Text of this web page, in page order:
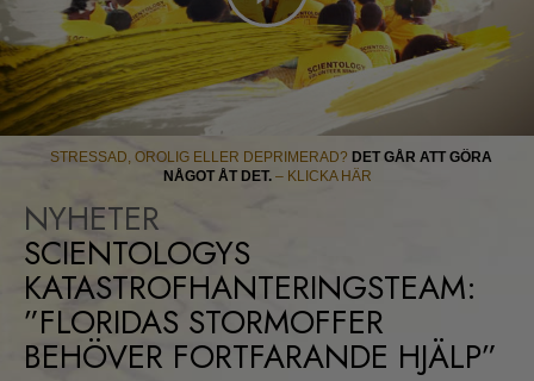
Play
Video
STRESSAD, OROLIG ELLER DEPRIMERAD? DET GÅR ATT GÖRA
NÅGOT ÅT DET.– KLICKA HÄR
NYHETER
SCIENTOLOGYS
KATASTROFHANTERINGSTEAM:
”FLORIDAS STORMOFFER
BEHÖVER FORTFARANDE HJÄLP”